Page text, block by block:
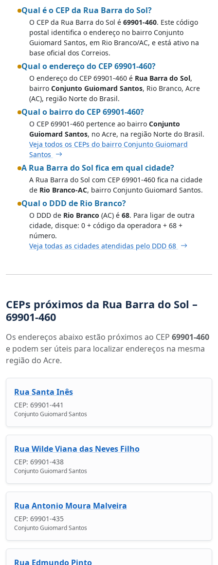
Qual é o CEP da Rua Barra do Sol?
O CEP da Rua Barra do Sol é 69901-460. Este código
postal identifica o endereço no bairro Conjunto
Guiomard Santos, em Rio Branco/AC, e está ativo na
base oficial dos Correios.
Qual o endereço do CEP 69901-460?
O endereço do CEP 69901-460 é Rua Barra do Sol,
bairro Conjunto Guiomard Santos, Rio Branco, Acre
(AC), região Norte do Brasil.
Qual o bairro do CEP 69901-460?
O CEP 69901-460 pertence ao bairro Conjunto
Guiomard Santos, no Acre, na região Norte do Brasil.
Veja todos os CEPs do bairro Conjunto Guiomard
Santos
A Rua Barra do Sol fica em qual cidade?
A Rua Barra do Sol com CEP 69901-460 fica na cidade
de Rio Branco-AC, bairro Conjunto Guiomard Santos.
Qual o DDD de Rio Branco?
O DDD de Rio Branco (AC) é 68. Para ligar de outra
cidade, disque: 0 + código da operadora + 68 +
número.
Veja todas as cidades atendidas pelo DDD 68
CEPs próximos da Rua Barra do Sol –
69901-460
Os endereços abaixo estão próximos ao CEP 69901-460
e podem ser úteis para localizar endereços na mesma
região do Acre.
Rua Santa Inês
CEP: 69901-441
Conjunto Guiomard Santos
Rua Wilde Viana das Neves Filho
CEP: 69901-438
Conjunto Guiomard Santos
Rua Antonio Moura Malveira
CEP: 69901-435
Conjunto Guiomard Santos
Rua Edmundo Pinto